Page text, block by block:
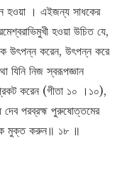
হওয়া । এইজন্য সাধকের
হওয়া উচিত যে,
উৎপন্ন করেন, উৎপন্ন করে
যিনি নিজ স্বরূপজ্ঞান
করেন (গীতা ১০ ।১০),
দেব পরব্রহ্ম পুরুষোত্তমের
মুক্ত করুন॥ ১৮ ॥